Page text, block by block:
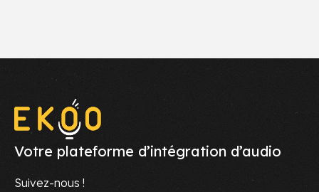
Votre plateforme d’intégration d’audio
Suivez-nous !